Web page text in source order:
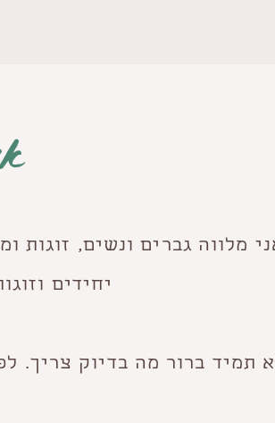
מלווה גברים ונשים, זוגות
יחידים
תמיד ברור מה בדיוק צריך.